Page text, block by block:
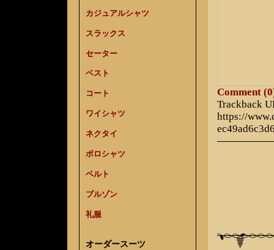
カジュアルシャツ
スラックス
セーター
ベスト
コート
ワイシャツ
ネクタイ
ポロシャツ
ベルト
ブルゾン
礼服
オーダースーツ
Comment
Trackback
https://